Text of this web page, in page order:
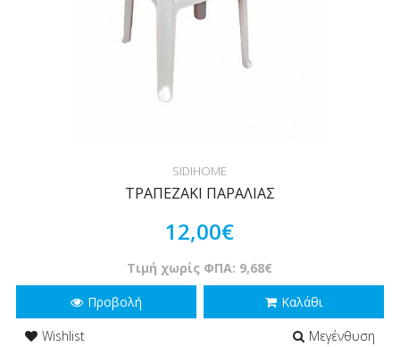
SIDIHOME
ΤΡΑΠΕΖΑΚΙ ΠΑΡΑΛΙΑΣ
12,00€
Τιμή χωρίς ΦΠΑ: 9,68€
Προβολή
Καλάθι
Wishlist
Μεγένθυση